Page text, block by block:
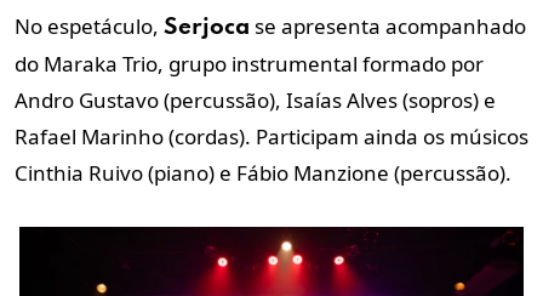
No espetáculo, Serjoca se apresenta acompanhado
do Maraka Trio, grupo instrumental formado por
Andro Gustavo (percussão), Isaías Alves (sopros) e
Rafael Marinho (cordas). Participam ainda os músicos
Cinthia Ruivo (piano) e Fábio Manzione (percussão).